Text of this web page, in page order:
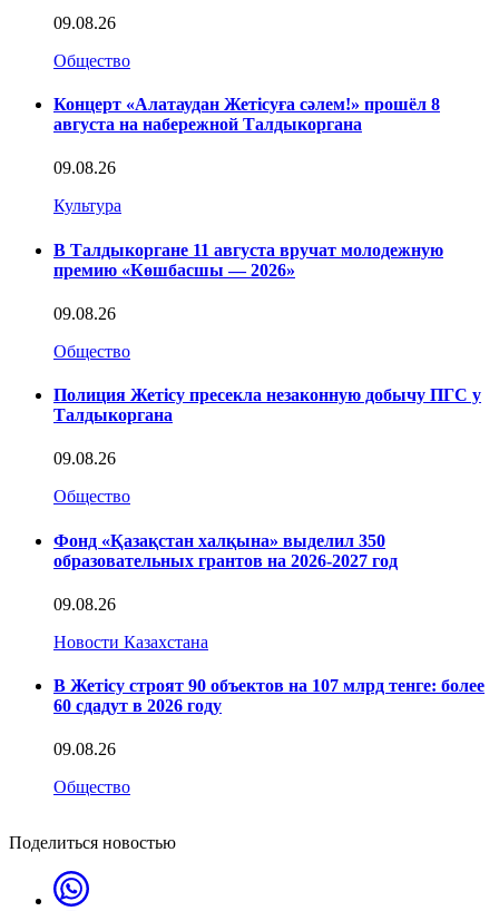
09.08.26
Общество
Концерт «Алатаудан Жетісуға сәлем!» прошёл 8
августа на набережной Талдыкоргана
09.08.26
Культура
В Талдыкоргане 11 августа вручат молодежную
премию «Көшбасшы — 2026»
09.08.26
Общество
Полиция Жетісу пресекла незаконную добычу ПГС у
Талдыкоргана
09.08.26
Общество
Фонд «Қазақстан халқына» выделил 350
образовательных грантов на 2026-2027 год
09.08.26
Новости Казахстана
В Жетісу строят 90 объектов на 107 млрд тенге: более
60 сдадут в 2026 году
09.08.26
Общество
Поделиться новостью